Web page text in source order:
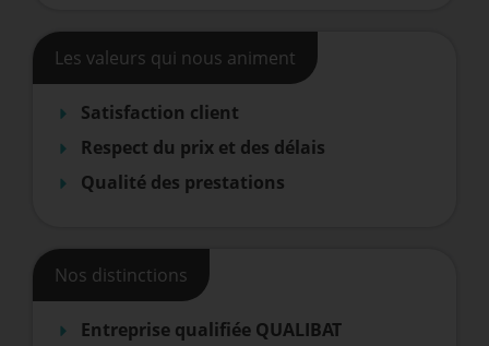
Les valeurs qui nous animent
Satisfaction client
Respect du prix et des délais
Qualité des prestations
Nos distinctions
Entreprise qualifiée QUALIBAT